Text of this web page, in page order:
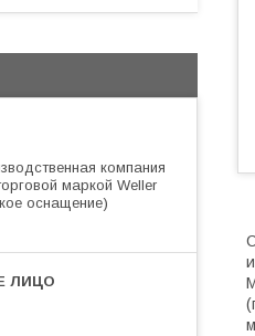
компания
маркой Weller
оснащение)